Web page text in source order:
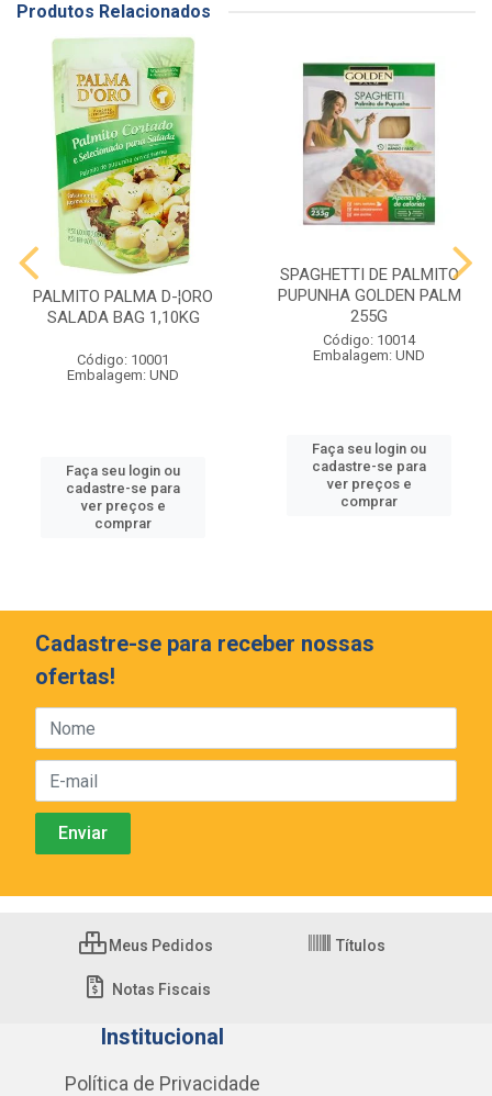
Produtos Relacionados
PALMITO PALMA D-¦ORO
SALADA BAG 1,10KG
Código: 10001
Embalagem: UND
Faça seu login ou
cadastre-se para
ver preços e
comprar
SPAGHETTI DE PALMITO
PUPUNHA GOLDEN PALM
255G
Código: 10014
Embalagem: UND
Faça seu login ou
cadastre-se para
ver preços e
comprar
Cadastre-se para receber nossas
ofertas!
Meus Pedidos Títulos
Notas Fiscais
Institucional
Política de Privacidade